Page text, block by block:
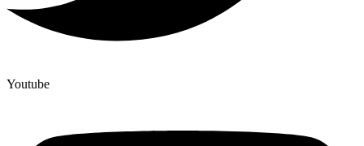
Youtube